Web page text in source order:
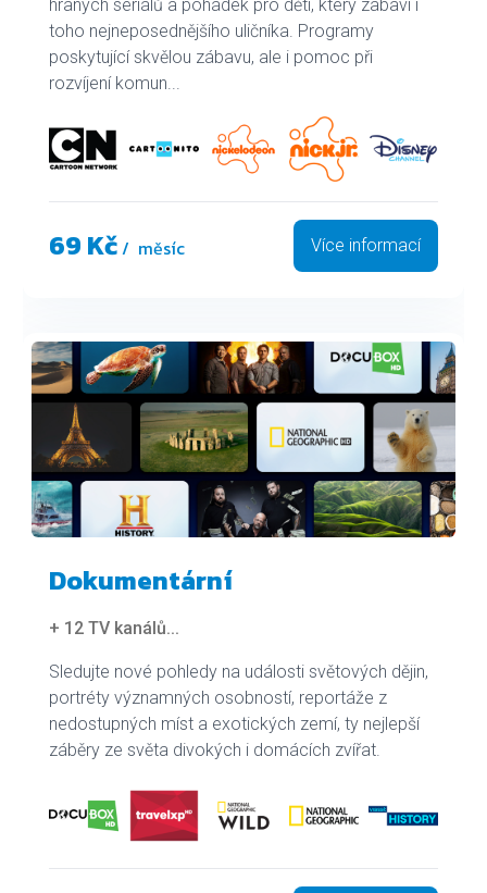
hraných seriálů a pohádek pro děti, který zabaví i
toho nejneposednějšího uličníka. Programy
poskytující skvělou zábavu, ale i pomoc při
rozvíjení komun...
69 Kč/ měsíc Více informací
Dokumentární
+ 12 TV kanálů...
Sledujte nové pohledy na události světových dějin,
portréty významných osobností, reportáže z
nedostupných míst a exotických zemí, ty nejlepší
záběry ze světa divokých i domácích zvířat.